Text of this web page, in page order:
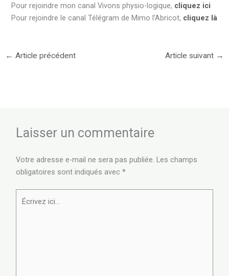
Pour rejoindre mon canal Vivons physio-logique, cliquez ici
Pour rejoindre le canal Télégram de Mimo l’Abricot, cliquez là
← Article précédent Article suivant →
Laisser un commentaire
Votre adresse e-mail ne sera pas publiée. Les champs
obligatoires sont indiqués avec*
Écrivez
ici…